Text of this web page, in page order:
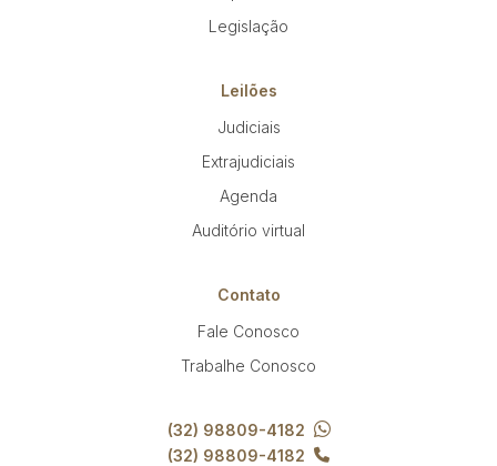
Legislação
Leilões
Judiciais
Extrajudiciais
Agenda
Auditório virtual
Contato
Fale Conosco
Trabalhe Conosco
(32) 98809-4182
(32) 98809-4182